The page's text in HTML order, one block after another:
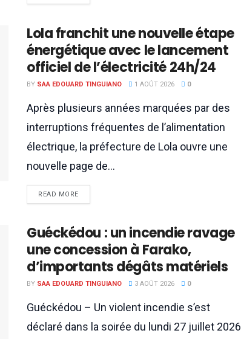
Lola franchit une nouvelle étape
énergétique avec le lancement
officiel de l’électricité 24h/24
BY SAA EDOUARD TINGUIANO 1 AOÛT 2026 0
Après plusieurs années marquées par des
interruptions fréquentes de l’alimentation
électrique, la préfecture de Lola ouvre une
nouvelle page de...
READ MORE
Guéckédou : un incendie ravage
une concession à Farako,
d’importants dégâts matériels
BY SAA EDOUARD TINGUIANO 3 AOÛT 2026 0
Guéckédou – Un violent incendie s’est
déclaré dans la soirée du lundi 27 juillet 2026